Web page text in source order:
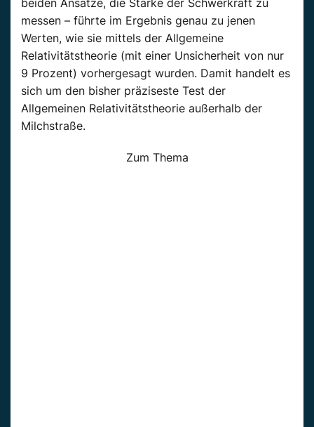
messen – führte im Ergebnis genau zu jenen
Werten, wie sie mittels der Allgemeine
Relativitätstheorie (mit einer Unsicherheit von nur
9 Prozent) vorhergesagt wurden. Damit handelt es
sich um den bisher präziseste Test der
Allgemeinen Relativitätstheorie außerhalb der
Milchstraße.
Zum Thema